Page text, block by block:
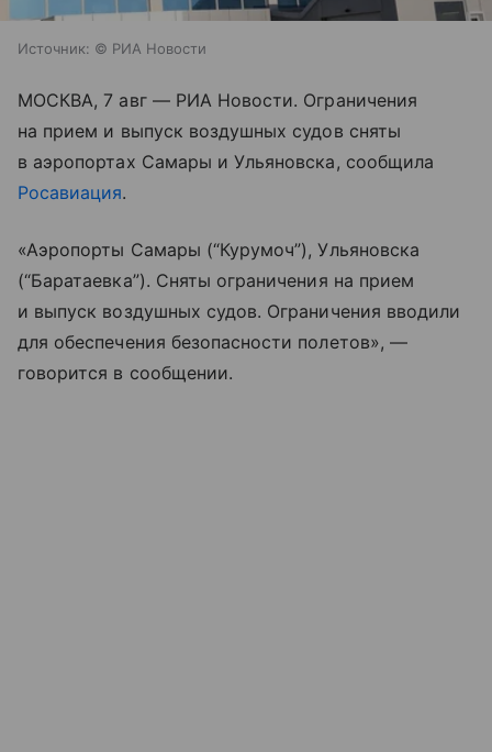
Источник: © РИА Новости
МОСКВА, 7 авг — РИА Новости. Ограничения
на прием и выпуск воздушных судов сняты
в аэропортах Самары и Ульяновска, сообщила
Росавиация.
«Аэропорты Самары (“Курумоч”), Ульяновска
(“Баратаевка”). Сняты ограничения на прием
и выпуск воздушных судов. Ограничения вводили
для обеспечения безопасности полетов», —
говорится в сообщении.